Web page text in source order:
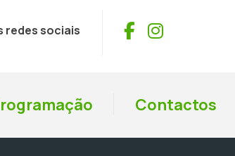
redes sociais Facebook
Instagram
Contactos